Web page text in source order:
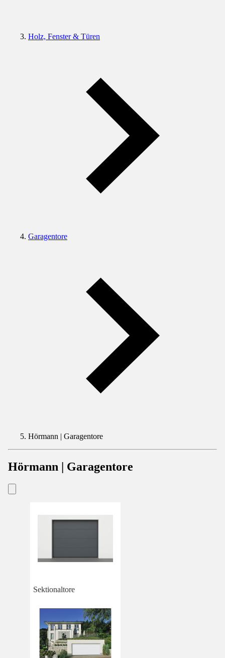
Holz, Fenster & Türen
Garagentore
Hörmann | Garagentore
Hörmann | Garagentore
Sektionaltore